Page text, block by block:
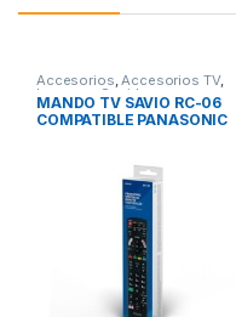
Accesorios,Accesorios TV,
Imagen y Sonido
MANDO TV SAVIO RC-06
COMPATIBLE PANASONIC